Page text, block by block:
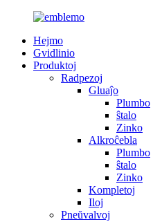
Hejmo
Gvidlinio
Produktoj
Radpezoj
Gluaĵo
Plumbo
ŝtalo
Zinko
Alkroĉebla
Plumbo
ŝtalo
Zinko
Kompletoj
Iloj
Pneŭvalvoj